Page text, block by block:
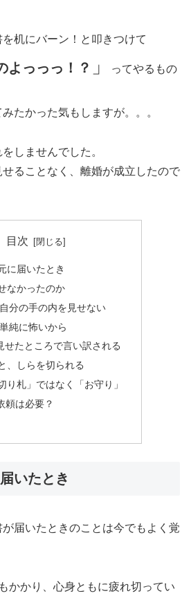
机にバーン！と叩きつけて
よっっっ！？ 」 ってやるもの
たかった気もしますが。。。
しませんでした。
ることなく、離婚が成立したので
目次
に届いたとき
なかったのか
分の手の内を見せない
純に怖いから
せたところで言い訳される
、しらを切られる
り札」ではなく「お守り」
頼は必要？
いたとき
届いたときのことは今でもよく覚
かかり、心身ともに疲れ切ってい